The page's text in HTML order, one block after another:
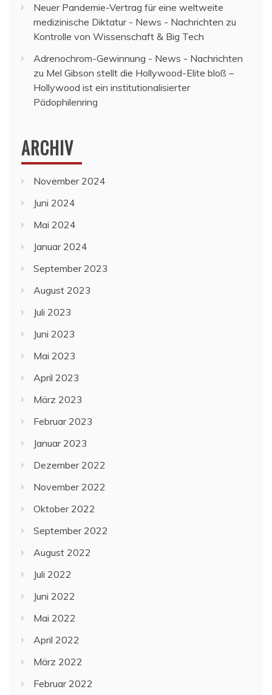
Neuer Pandemie-Vertrag für eine weltweite
medizinische Diktatur - News - Nachrichten zu
Kontrolle von Wissenschaft & Big Tech
Adrenochrom-Gewinnung - News - Nachrichten
zu Mel Gibson stellt die Hollywood-Elite bloß –
Hollywood ist ein institutionalisierter
Pädophilenring
ARCHIV
November 2024
Juni 2024
Mai 2024
Januar 2024
September 2023
August 2023
Juli 2023
Juni 2023
Mai 2023
April 2023
März 2023
Februar 2023
Januar 2023
Dezember 2022
November 2022
Oktober 2022
September 2022
August 2022
Juli 2022
Juni 2022
Mai 2022
April 2022
März 2022
Februar 2022